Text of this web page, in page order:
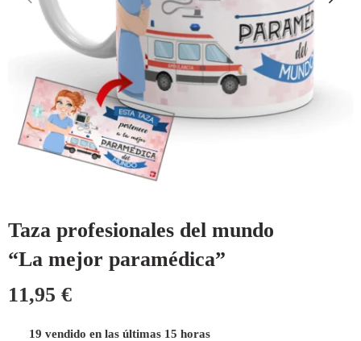
Taza profesionales del mundo
“La mejor paramédica”
11,95 €
19 vendido en las últimas 15 horas